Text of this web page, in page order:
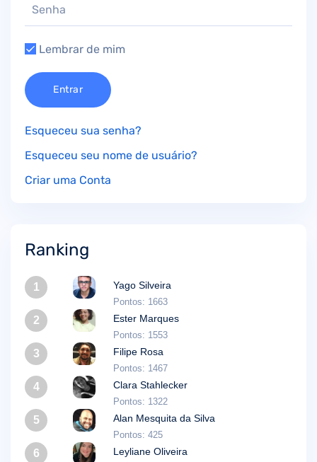
Lembrar de mim
Entrar
Esqueceu sua senha?
Esqueceu seu nome de usuário?
Criar uma Conta
Ranking
1 Yago Silveira
Pontos: 1663
2 Ester Marques
Pontos: 1553
3 Filipe Rosa
Pontos: 1467
4 Clara Stahlecker
Pontos: 1322
5 Alan Mesquita da Silva
Pontos: 425
6 Leyliane Oliveira